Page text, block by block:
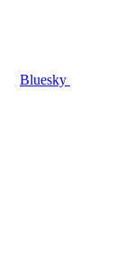
Bluesky